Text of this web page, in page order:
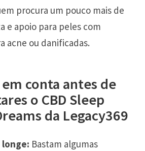
procura um pouco mais de
e apoio para peles com
acne ou danificadas.
conta antes de
o CBD Sleep
da Legacy369
longe: Bastam algumas